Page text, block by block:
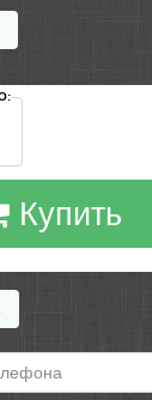
Купить